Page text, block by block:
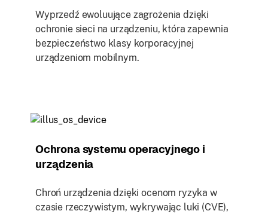
Wyprzedź ewoluujące zagrożenia dzięki
ochronie sieci na urządzeniu, która zapewnia
bezpieczeństwo klasy korporacyjnej
urządzeniom mobilnym.
Ochrona systemu operacyjnego i
urządzenia
Chroń urządzenia dzięki ocenom ryzyka w
czasie rzeczywistym, wykrywając luki (CVE),